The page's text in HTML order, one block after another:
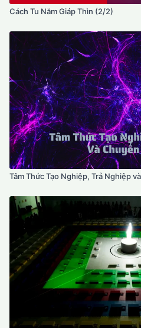
Cách Tu Năm Giáp Thìn (2/2)
Tâm Thức Tạo Nghiệp,